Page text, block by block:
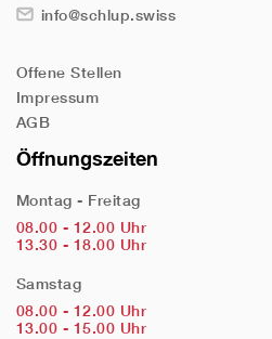
info@schlup.swiss
Offene Stellen
Impressum
AGB
Öffnungszeiten
Montag - Freitag
08.00 - 12.00 Uhr
13.30 - 18.00 Uhr
Samstag
08.00 - 12.00 Uhr
13.00 - 15.00 Uhr